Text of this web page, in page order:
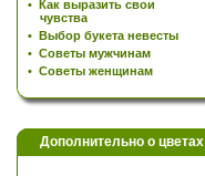
• Как выразить свои
чувства
• Выбор букета невесты
• Советы мужчинам
• Советы женщинам
Дополнительно о цветах